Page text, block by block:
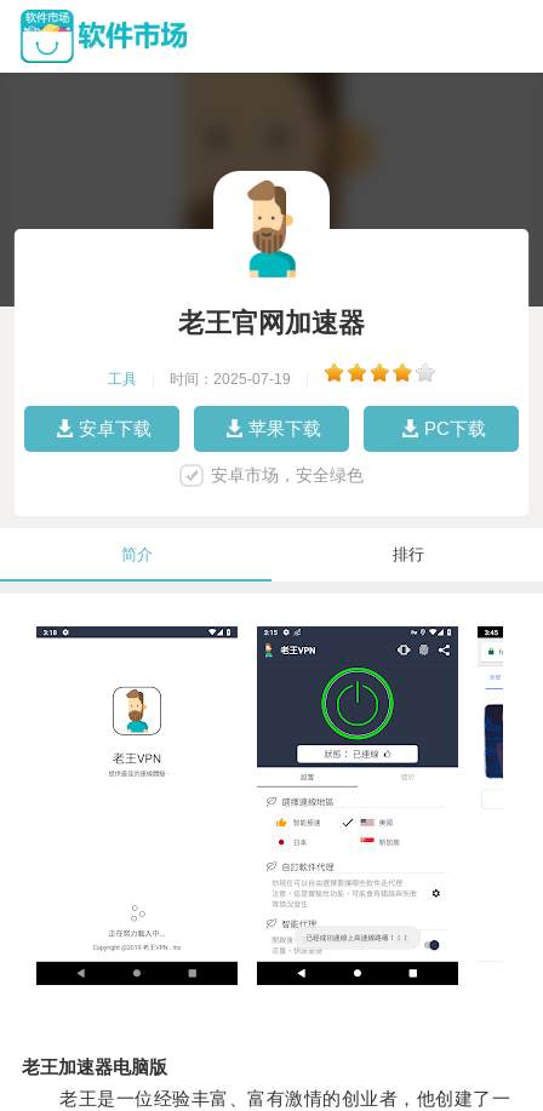
老王官网加速器
工具 时间：2025-07-19
安卓下载 苹果下载 PC下载
安卓市场，安全绿色
简介 排行
老王加速器电脑版
老王是一位经验丰富、富有激情的创业者，他创建了一